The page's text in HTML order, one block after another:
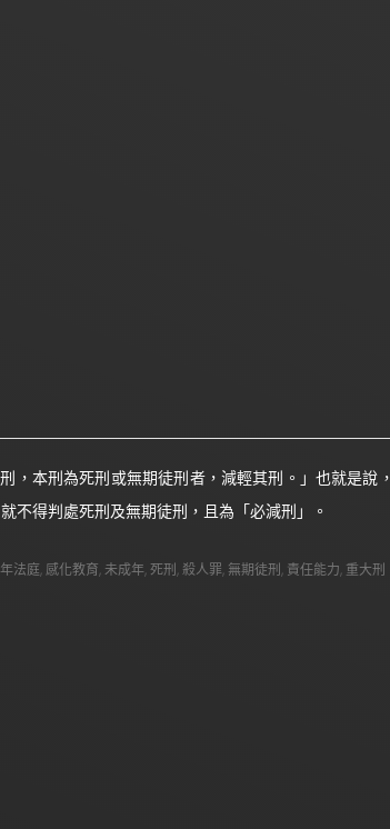
本刑為死刑或無期徒刑者，減輕其刑。」也就是說，
不得判處死刑及無期徒刑，且為「必減刑」。
法庭,感化教育,未成年,死刑,殺人罪, 無期徒刑, 責任能力, 重大刑